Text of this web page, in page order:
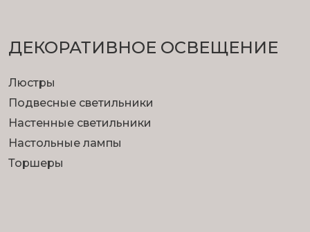
ДЕКОРАТИВНОЕ ОСВЕЩЕНИЕ
Люстры
Подвесные светильники
Настенные светильники
Настольные лампы
Торшеры